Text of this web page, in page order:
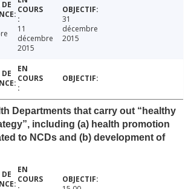
11
décembre
2015
31
décembre
2015
Departments that carry out “healthy
including (a) health promotion
to NCDs and (b) development of